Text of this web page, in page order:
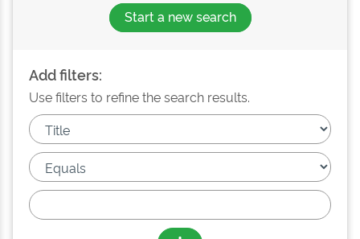
Start a new search
Add filters:
Use filters to refine the search results.